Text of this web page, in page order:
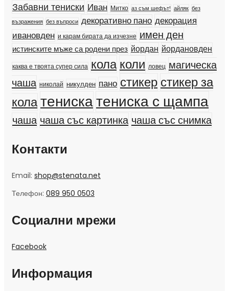
Забавни тениски Иван Митко аз съм шефът! айляк без
възражения без въпроси декоративно пано декорация
ивановден и карам бирата да изчезне имен ден
истинските мъже са родени през йордан йордановден
каква е твоята супер сила кола коли ловец магическа
чаша николай никулден пано стикер стикер за
колатенискатениска с щампа
чаша чаша със картинка чаша със снимка
Контакти
Email: shop@stenata.net
Телефон: 089 950 0503
Социални мрежи
Facebook
Информация